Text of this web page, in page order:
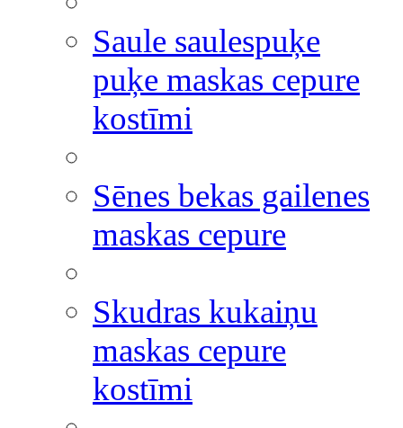
Saule saulespuķe
puķe maskas cepure
kostīmi
Sēnes bekas gailenes
maskas cepure
Skudras kukaiņu
maskas cepure
kostīmi